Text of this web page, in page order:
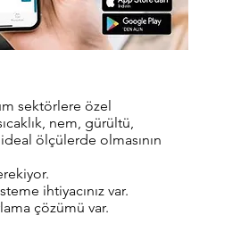
sektörlere özel
nem, gürültü,
ölçülerde olmasının
ihtiyacınız var.
çözümü var.